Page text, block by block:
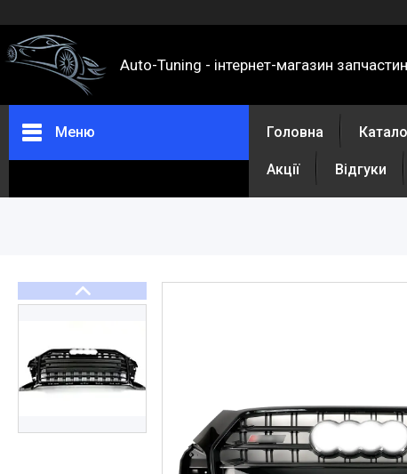
Auto-Tuning - інтернет-магазин запчастин
Меню
Повернення та обмін
Акції
Політика конфіденційності
Головна
Акції Відгуки